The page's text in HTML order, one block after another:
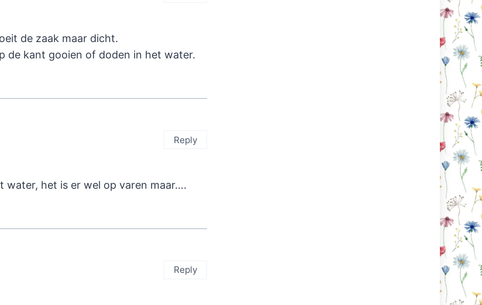
de zaak maar dicht.
de kant gooien of doden in het water.
water, het is er wel op varen maar….
Reply
Reply